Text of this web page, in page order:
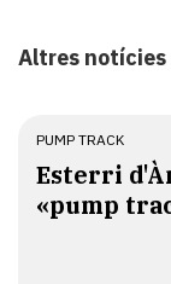
Altres notícies
PUMP TRACK
Esterri
«pump